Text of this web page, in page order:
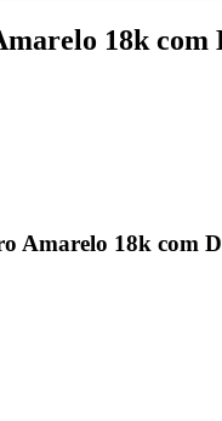
18k com
Amarelo 18k com